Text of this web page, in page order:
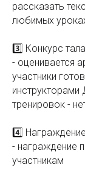
рассказать
любимых
3️⃣ Конкурс
- оценивается
участники
тренировок -
4️⃣
- награждение
участникам